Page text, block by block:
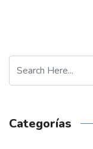
Categorías